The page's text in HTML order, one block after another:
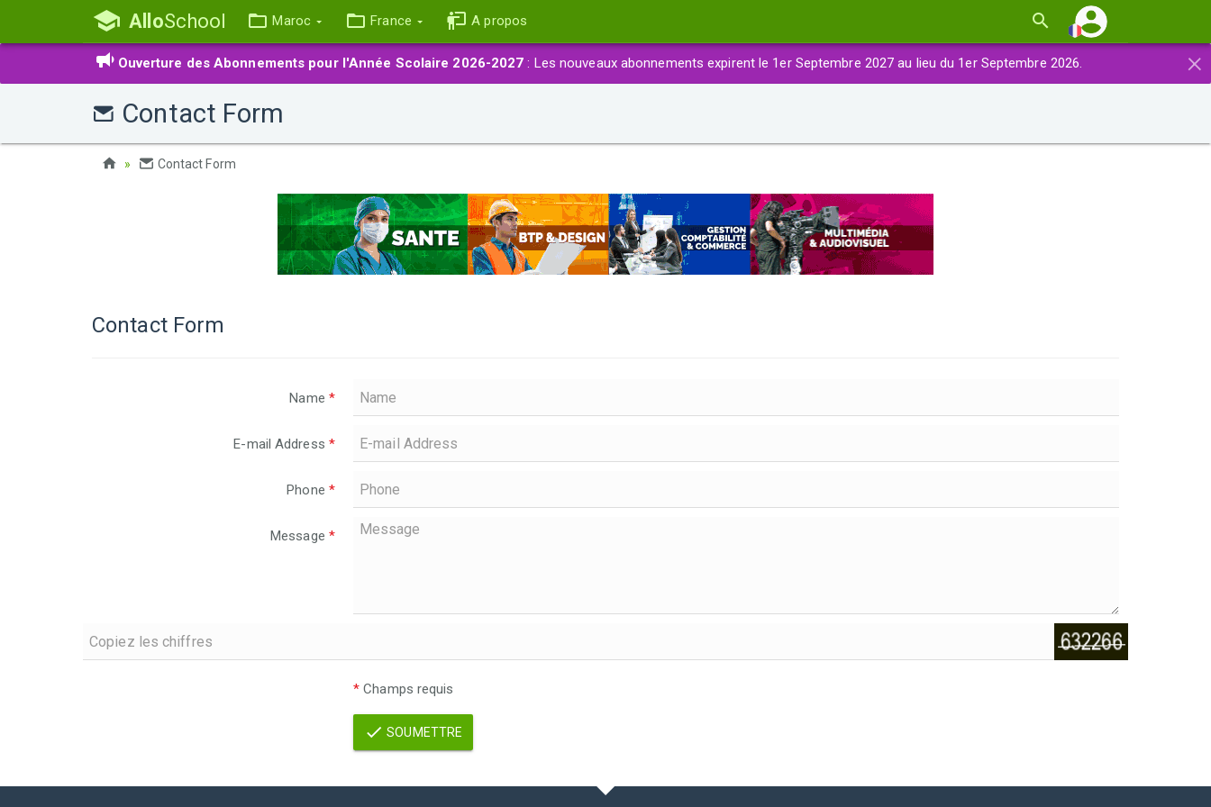
AlloSchool Maroc France A propos
×
Ouverture des Abonnements pour l'Année Scolaire 2026-2027 : Les nouveaux abonnements expirent le 1er Septembre 2027 au lieu du 1er Septembre 2026.
Contact Form
Contact Form
Contact Form
Name *
E-mail Address *
Phone *
Message *
* Champs requis
SOUMETTRE